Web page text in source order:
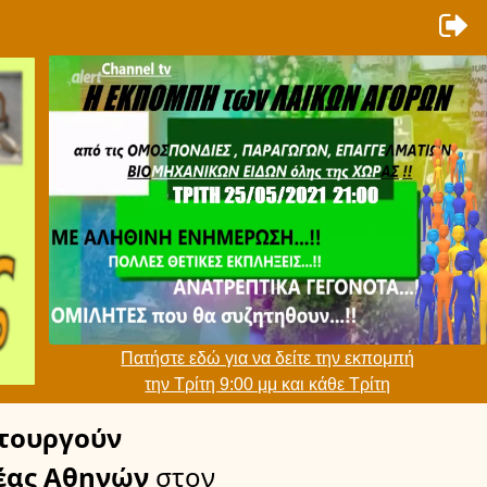
Πατήστε εδώ για να δείτε την εκπομπή
την Τρίτη 9:00 μμ και κάθε Τρίτη
Αθηνών στον